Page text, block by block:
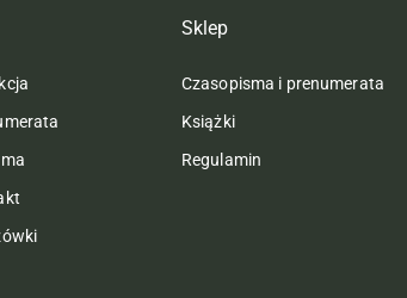
Sklep
Czasopisma i prenumerata
Książki
Regulamin